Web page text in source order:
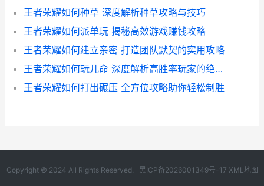
王者荣耀如何种草 深度解析种草攻略与技巧
王者荣耀如何派单玩 揭秘高效游戏赚钱攻略
王者荣耀如何建立亲密 打造团队默契的实用攻略
王者荣耀如何玩儿命 深度解析高胜率玩家的绝杀技巧
王者荣耀如何打出碾压 全方位攻略助你轻松制胜
Copyright © 2024 All Rights Reserved. 黑ICP备2026001349号-17 XML地图